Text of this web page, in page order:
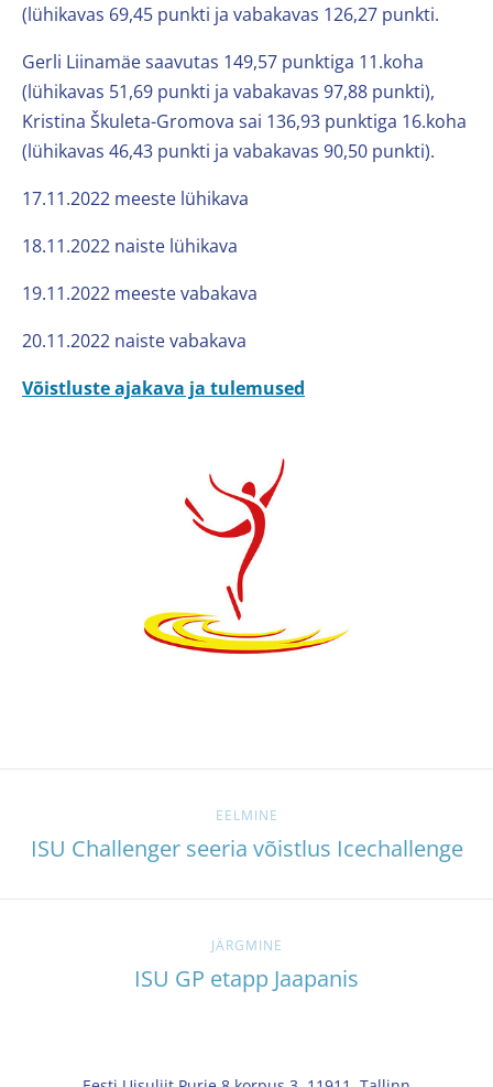
(lühikavas 69,45 punkti ja vabakavas 126,27 punkti.
Gerli Liinamäe saavutas 149,57 punktiga 11.koha
(lühikavas 51,69 punkti ja vabakavas 97,88 punkti),
Kristina Škuleta-Gromova sai 136,93 punktiga 16.koha
(lühikavas 46,43 punkti ja vabakavas 90,50 punkti).
17.11.2022 meeste lühikava
18.11.2022 naiste lühikava
19.11.2022 meeste vabakava
20.11.2022 naiste vabakava
Võistluste ajakava ja tulemused
EELMINE
ISU Challenger seeria võistlus Icechallenge
JÄRGMINE
ISU GP etapp Jaapanis